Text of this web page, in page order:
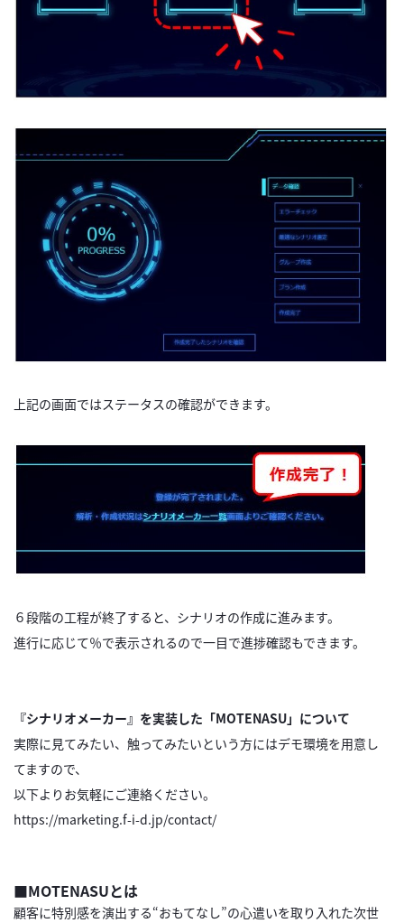
上記の画面ではステータスの確認ができます。
６段階の工程が終了すると、シナリオの作成に進みます。
進行に応じて％で表示されるので一目で進捗確認もできます。
『シナリオメーカー』を実装した「MOTENASU」について
実際に見てみたい、触ってみたいという方にはデモ環境を用意し
てますので、
以下よりお気軽にご連絡ください。
https://marketing.f-i-d.jp/contact/
■MOTENASUとは
顧客に特別感を演出する“おもてなし”の心遣いを取り入れた次世